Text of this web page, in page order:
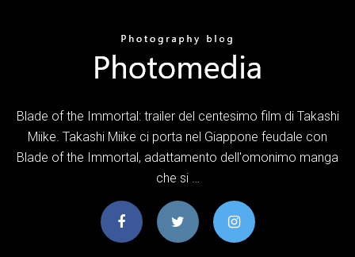
Blade of the Immortal: trailer del centesimo film di Takashi
Miike. Takashi Miike ci porta nel Giappone feudale con
Blade of the Immortal, adattamento dell'omonimo manga
che si …